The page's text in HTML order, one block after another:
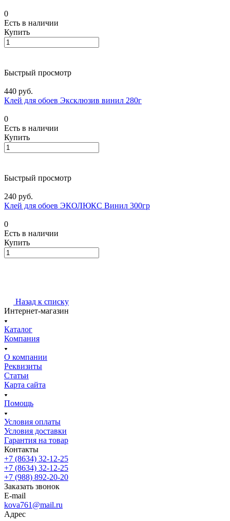
0
Есть в наличии
Купить
Быстрый просмотр
440 руб.
Клей для обоев Эксклюзив винил 280г
0
Есть в наличии
Купить
Быстрый просмотр
240 руб.
Клей для обоев ЭКОЛЮКС Винил 300гр
0
Есть в наличии
Купить
Назад к списку
Интернет-магазин
Каталог
Компания
О компании
Реквизиты
Статьи
Карта сайта
Помощь
Условия оплаты
Условия доставки
Гарантия на товар
Контакты
+7 (8634) 32-12-25
+7 (8634) 32-12-25
+7 (988) 892-20-20
Заказать звонок
E-mail
kova761@mail.ru
Адрес